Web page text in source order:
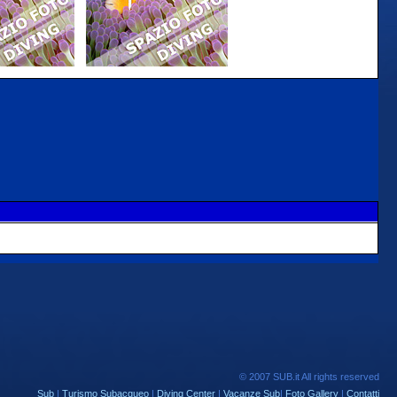
© 2007 SUB.it All rights reserved
Sub | Turismo Subacqueo | Diving Center | Vacanze Sub| Foto Gallery | Contatti